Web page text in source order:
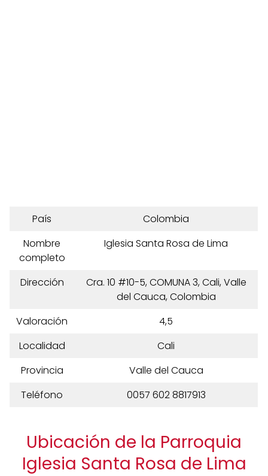
País
Colombia
Nombre
completo
Iglesia Santa Rosa de Lima
Dirección
Cra. 10 #10-5, COMUNA 3, Cali, Valle
del Cauca, Colombia
Valoración
4,5
Localidad
Cali
Provincia
Valle del Cauca
Teléfono
0057 602 8817913
Ubicación de la Parroquia
Iglesia Santa Rosa de Lima